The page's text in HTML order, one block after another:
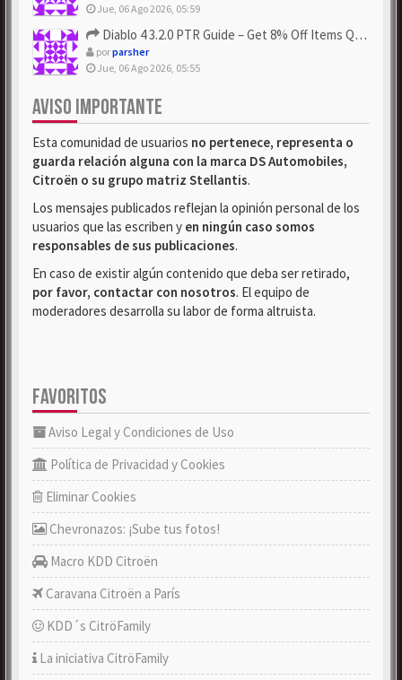
Jue, 06 Ago 2026, 05:59
Diablo 4 3.2.0 PTR Guide – Get 8% Off Items Quickly to Test ...
porparsher
Jue, 06 Ago 2026, 05:55
AVISO IMPORTANTE
Esta comunidad de usuarios no pertenece, representa o
guarda relación alguna con la marca DS Automobiles,
Citroën o su grupo matriz Stellantis.
Los mensajes publicados reflejan la opinión personal de los
usuarios que las escriben y en ningún caso somos
responsables de sus publicaciones.
En caso de existir algún contenido que deba ser retirado,
por favor, contactar con nosotros. El equipo de
moderadores desarrolla su labor de forma altruista.
FAVORITOS
Aviso Legal y Condiciones de Uso
Política de Privacidad y Cookies
Eliminar Cookies
Chevronazos: ¡Sube tus fotos!
Macro KDD Citroën
Caravana Citroën a París
KDD´s CitröFamily
La iniciativa CitröFamily